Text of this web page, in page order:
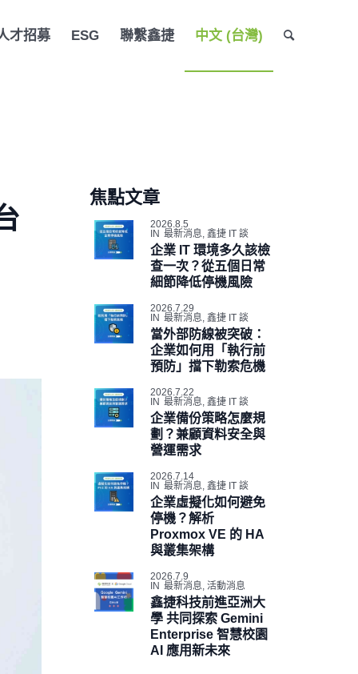
才招募 ESG 聯繫鑫捷 中文 (台灣)
焦點文章
2026.8.5
IN 最新消息, 鑫捷 IT 談
企業 IT 環境多久該檢
查一次？從五個日常
細節降低停機風險
2026.7.29
IN 最新消息, 鑫捷 IT 談
當外部防線被突破：
企業如何用「執行前
預防」擋下勒索危機
2026.7.22
IN 最新消息, 鑫捷 IT 談
企業備份策略怎麼規
劃？兼顧資料安全與
營運需求
2026.7.14
IN 最新消息, 鑫捷 IT 談
企業虛擬化如何避免
停機？解析
Proxmox VE 的 HA
與叢集架構
2026.7.9
IN 最新消息, 活動消息
鑫捷科技前進亞洲大
學 共同探索 Gemini
Enterprise 智慧校園
AI 應用新未來